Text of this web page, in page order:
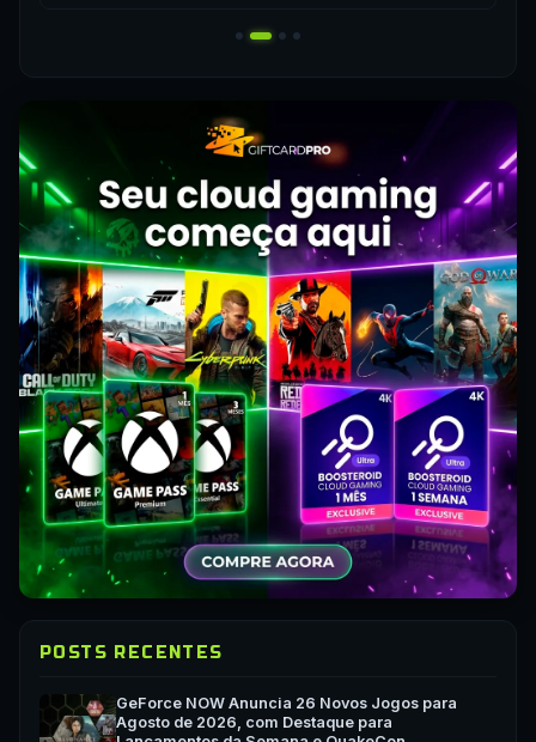
POSTS RECENTES
GeForce NOW Anuncia 26 Novos Jogos para
Agosto de 2026, com Destaque para